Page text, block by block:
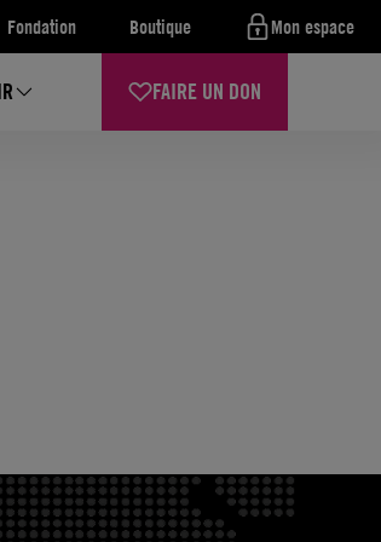
Fondation Boutique Mon espace
FAIRE UN DON